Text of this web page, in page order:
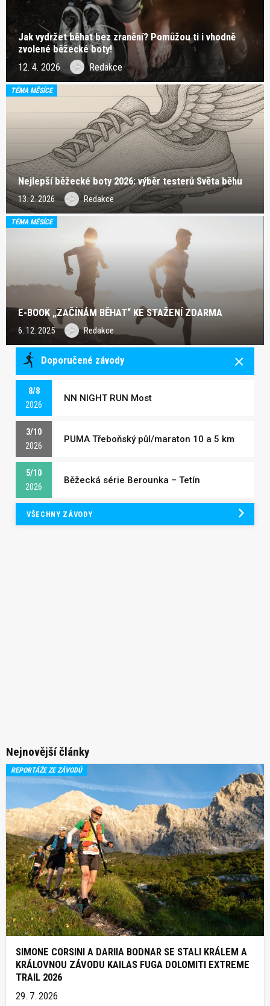
Jak vydržet běhat bez zranění? Pomůžou ti i vhodně
zvolené běžecké boty!
12. 4. 2026 Redakce
TÉMA MĚSÍCE
Nejlepší běžecké boty 2026: výběr testerů Světa běhu
13. 2. 2026 Redakce
TÉMA MĚSÍCE
E-BOOK „ZAČÍNÁM BĚHAT“ KE STAŽENÍ ZDARMA
6. 12. 2025 Redakce
Doporučené závody
8/8
2026
NN NIGHT RUN Most
3/10
2026
PUMA Třeboňský půl/maraton 10 a 5 km
5/10
2026
Běžecká série Berounka – Tetín
VŠECHNY ZÁVODY
Nejnovější články
REPORTÁŽE ZE ZÁVODŮ
SIMONE CORSINI A DARIIA BODNAR SE STALI KRÁLEM A
KRÁLOVNOU ZÁVODU KAILAS FUGA DOLOMITI EXTREME
TRAIL 2026
29. 7. 2026